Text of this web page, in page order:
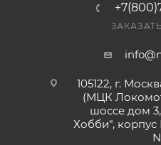
105122, г.
(МЦК
шоссе дом 3,
Хобби", корпус